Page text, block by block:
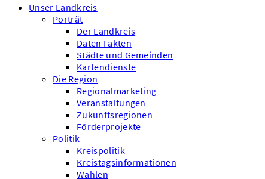
Unser Landkreis
Porträt
Der Landkreis
Daten Fakten
Städte und Gemeinden
Kartendienste
Die Region
Regionalmarketing
Veranstaltungen
Zukunftsregionen
Förderprojekte
Politik
Kreispolitik
Kreistagsinformationen
Wahlen